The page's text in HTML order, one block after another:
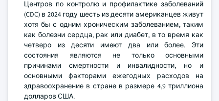
Центров по контролю и профилактике заболеваний
(CDC) в 2024 году шесть из десяти американцев живут
хотя бы с одним хроническим заболеванием, таким
как болезни сердца, рак или диабет, в то время как
четверо из десяти имеют два или более. Эти
состояния являются не только основными
причинами смертности и инвалидности, но и
основными факторами ежегодных расходов на
здравоохранение в стране в размере 4,9 триллиона
долларов США.